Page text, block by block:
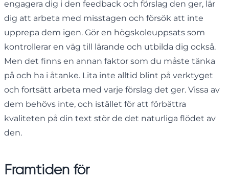
engagera dig i den feedback och förslag den ger, lär
dig att arbeta med misstagen och försök att inte
upprepa dem igen. Gör en högskoleuppsats som
kontrollerar en väg till lärande och utbilda dig också.
Men det finns en annan faktor som du måste tänka
på och ha i åtanke. Lita inte alltid blint på verktyget
och fortsätt arbeta med varje förslag det ger. Vissa av
dem behövs inte, och istället för att förbättra
kvaliteten på din text stör de det naturliga flödet av
den.
Framtiden för